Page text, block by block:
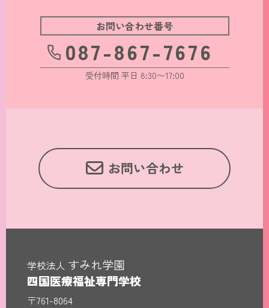
お問い合わせ番号
087-867-7676
受付時間 平日 8:30〜17:00
お問い合わせ
学校法人 すみれ学園
四国医療福祉専門学校
〒761-8064